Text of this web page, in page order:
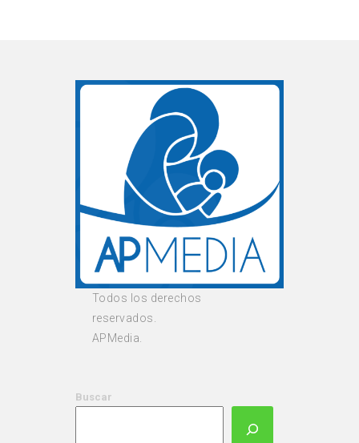
Todos los derechos
reservados.
APMedia.
Buscar